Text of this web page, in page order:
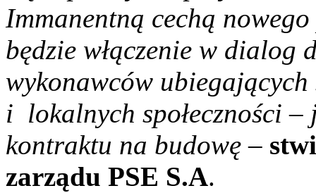
Immanentną cechą
będzie włączenie w dialog
wykonawców
i lokalnych społeczności –
kontraktu na budowę –
zarządu PSE S.A.